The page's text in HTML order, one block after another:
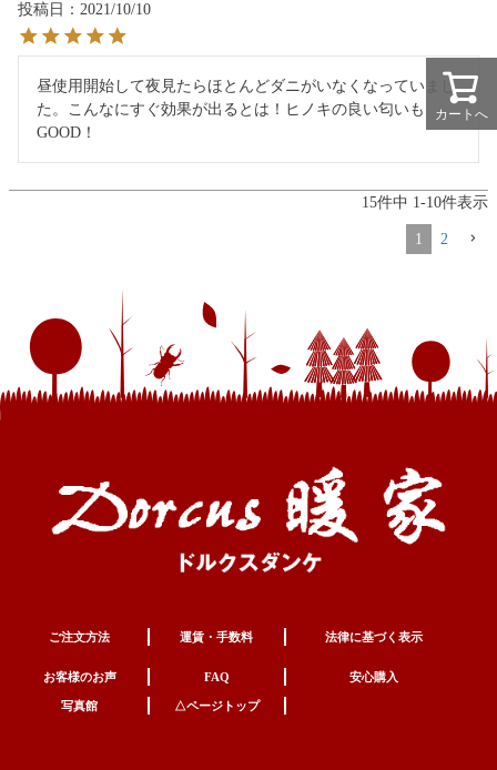
投稿日
2021/10/10
昼使用開始して夜見たらほとんどダニがいなくなっていまし
た。こんなにすぐ効果が出るとは！ヒノキの良い匂いも
15件中 1-10件表示
1 2
ご注文方法 運賃・手数料 法律に基づく表示
お客様のお声 FAQ 安心購入
写真館 △ページトップ
カートへ